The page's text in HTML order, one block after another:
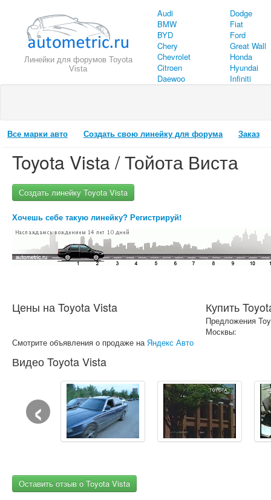
Линейки для форумов Toyota
Vista
Audi
BMW
BYD
Chery
Chevrolet
Citroen
Daewoo
Dodge
Fiat
Ford
Great Wall
Honda
Hyundai
Infiniti
Все марки авто Создать свою линейку для форума Заказ
Toyota Vista / Тойота Виста
Создать линейку Toyota Vista
Хочешь себе такую линейку? Регистрируй!
Цены на Toyota Vista
Смотрите объявления о продаже наЯндекс Авто
Купить
Предложения
Москвы:
Видео Toyota Vista
‹
Оставить отзыв о Toyota Vista